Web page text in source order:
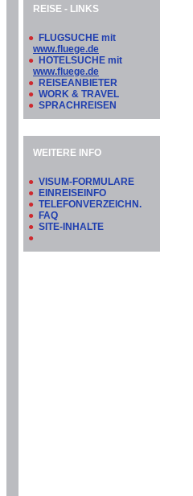
REISE - LINKS
● FLUGSUCHE mit
www.fluege.de
● HOTELSUCHE mit
www.fluege.de
● REISEANBIETER
● WORK & TRAVEL
● SPRACHREISEN
WEITERE INFO
● VISUM-FORMULARE
● EINREISEINFO
● TELEFONVERZEICHN.
● FAQ
● SITE-INHALTE
●